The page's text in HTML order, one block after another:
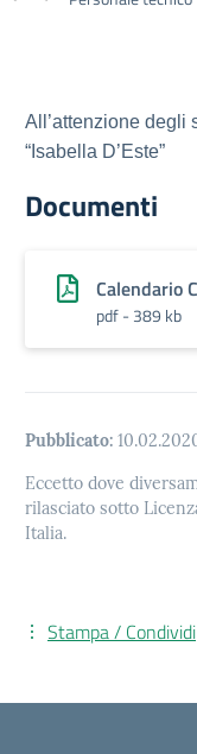
All’attenzione degli
“Isabella D’Este”
Documenti
Calendario
pdf - 389 kb
Pubblicato:
Eccetto dove
rilasciato sotto
Italia.
Stampa / Condividi